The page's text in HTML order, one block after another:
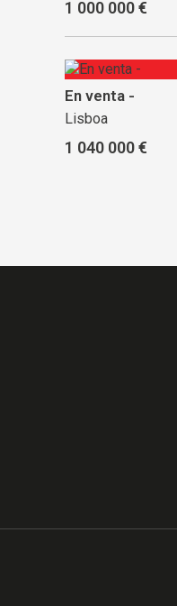
1 000 000 €
En venta -
Lisboa
1 040 000 €